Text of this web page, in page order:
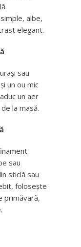
albe,
elegant.
sau
un ou mic
un aer
la masă.
sau
sticlă sau
folosește
primăvară,